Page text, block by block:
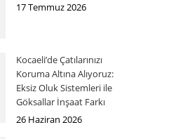
17 Temmuz 2026
Kocaeli’de Çatılarınızı
Koruma Altına Alıyoruz:
Eksiz Oluk Sistemleri ile
Göksallar İnşaat Farkı
26 Haziran 2026